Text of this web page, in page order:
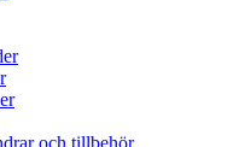
och tillbehör